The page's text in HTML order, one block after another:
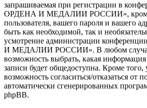
запрашиваемая при регистрации в
ОРДЕНА И МЕДАЛИИ РОССИИ», кроме
пользователя, вашего пароля и вашего
быть как необходимой, так и
усмотрение администрации
И МЕДАЛИИ РОССИИ». В любом случае
возможность выбрать, какая
записи будет общедоступна. Кроме того,
возможность согласиться/отказаться от
автоматически сгенерированных
phpBB.